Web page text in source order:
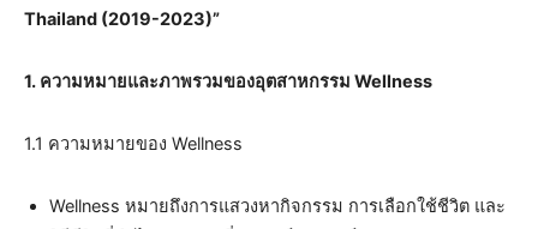
Thailand (2019-2023)”
1. ความหมายและภาพรวมของอุตสาหกรรม Wellness
1.1 ความหมายของ Wellness
Wellness หมายถึงการแสวงหากิจกรรม การเลือกใช้ชีวิต และ